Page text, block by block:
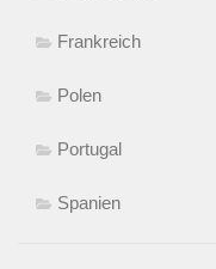
Frankreich
Polen
Portugal
Spanien